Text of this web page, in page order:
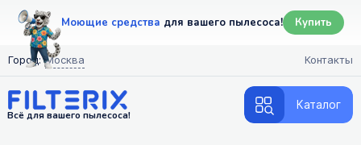
Моющие средства для вашего пылесоса! Купить
Город: Москва Контакты
Всё для вашего пылесоса!
Каталог